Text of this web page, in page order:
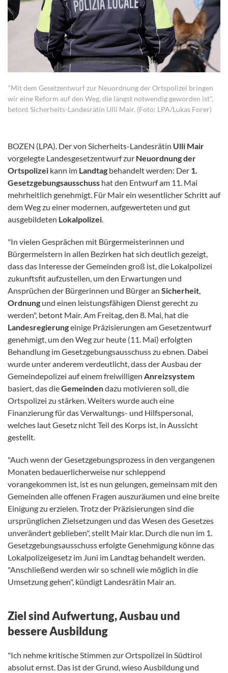
"Mit dem Gesetzentwurf zur Neuordnung der Ortspolizei bringen
wir eine Reform auf den Weg, die längst notwendig geworden ist",
betont Sicherheits-Landesrätin Ulli Mair. (Foto: LPA/Lukas Forer)
BOZEN (LPA). Der von Sicherheits-Landesrätin Ulli Mair
vorgelegte Landesgesetzentwurf zur Neuordnung der
Ortspolizei kann im Landtag behandelt werden: Der 1.
Gesetzgebungsausschuss hat den Entwurf am 11. Mai
mehrheitlich genehmigt. Für Mair ein wesentlicher Schritt auf
dem Weg zu einer modernen, aufgewerteten und gut
ausgebildeten Lokalpolizei.
"In vielen Gesprächen mit Bürgermeisterinnen und
Bürgermeistern in allen Bezirken hat sich deutlich gezeigt,
dass das Interesse der Gemeinden groß ist, die Lokalpolizei
zukunftsfit aufzustellen, um den Erwartungen und
Ansprüchen der Bürgerinnen und Bürger an Sicherheit,
Ordnung und einen leistungsfähigen Dienst gerecht zu
werden", betont Mair. Am Freitag, den 8. Mai, hat die
Landesregierungeinige Präzisierungen am Gesetzentwurf
genehmigt, um den Weg zur heute (11. Mai) erfolgten
Behandlung im Gesetzgebungsausschuss zu ebnen. Dabei
wurde unter anderem verdeutlicht, dass der Ausbau der
Gemeindepolizei auf einem freiwilligen Anreizsystem
basiert, das dieGemeindendazu motivieren soll, die
Ortspolizei zu stärken. Weiters wurde auch eine
Finanzierung für das Verwaltungs- und Hilfspersonal,
welches laut Gesetz nicht Teil des Korps ist, in Aussicht
gestellt.
"Auch wenn der Gesetzgebungsprozess in den vergangenen
Monaten bedauerlicherweise nur schleppend
vorangekommen ist, ist es nun gelungen, gemeinsam mit den
Gemeinden alle offenen Fragen auszuräumen und eine breite
Einigung zu erzielen. Trotz der Präzisierungen sind die
ursprünglichen Zielsetzungen und das Wesen des Gesetzes
unverändert geblieben", stellt Mair klar. Durch die nun im 1.
Gesetzgebungsausschuss erfolgte Genehmigung könne das
Lokalpolizeigesetz im Juni im Landtag behandelt werden.
"Anschließend werden wir so schnell wie möglich in die
Umsetzung gehen", kündigt Landesrätin Mair an.
Ziel sind Aufwertung, Ausbau und
bessere Ausbildung
"Ich nehme kritische Stimmen zur Ortspolizei in Südtirol
absolut ernst. Das ist der Grund, wieso Ausbildung und